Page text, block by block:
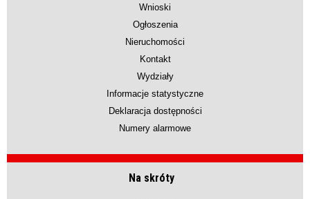
Wnioski
Ogłoszenia
Nieruchomości
Kontakt
Wydziały
Informacje statystyczne
Deklaracja dostępności
Numery alarmowe
Na skróty